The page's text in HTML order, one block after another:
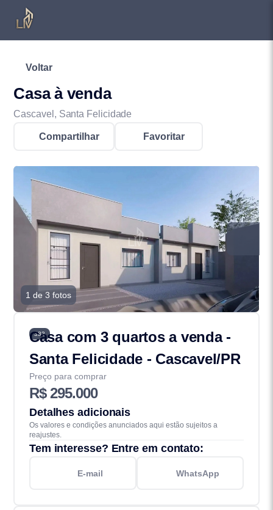
Voltar
Casa à venda
Cascavel, Santa Felicidade
Compartilhar Favoritar
1 de 3 fotos
382
Casa com 3 quartos a venda -
Santa Felicidade - Cascavel/PR
Preço para comprar
R$ 295.000
Detalhes adicionais
Os valores e condições anunciados aqui estão sujeitos a
reajustes.
Tem interesse? Entre em contato:
E-mail WhatsApp